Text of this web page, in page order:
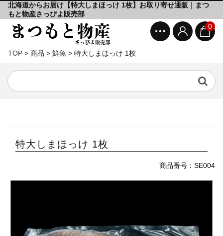
北海道からお届け【特大しまほっけ 1枚】お取り寄せ通販｜まつ
もと物産さっぴよ販売部
0
TOP > 商品 > 鮮魚 > 特大しまほっけ 1枚
特大しまほっけ 1枚
商品番号：SE004